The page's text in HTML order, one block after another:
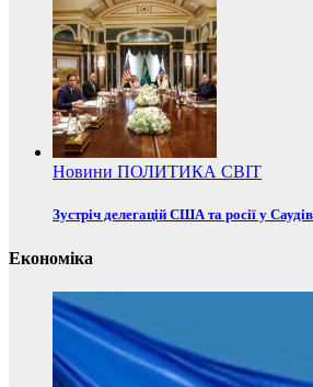
Новини ПОЛИТИКА СВІТ
Зустріч делегацій США та росії у
Економіка